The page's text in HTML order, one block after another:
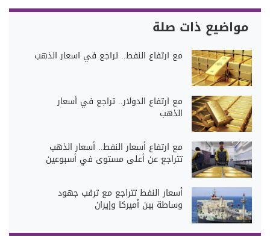
مواضيع ذات صلة
مع ارتفاع النفط.. تراجع في اسعار الذهب
مع ارتفاع الدولار.. تراجع في أسعار
الذهب
مع ارتفاع أسعار النفط.. أسعار الذهب
تتراجع عن أعلى مستوى في أسبوعين
أسعار النفط تتراجع مع ترقب جهود
وساطة بين أميركا وإيران